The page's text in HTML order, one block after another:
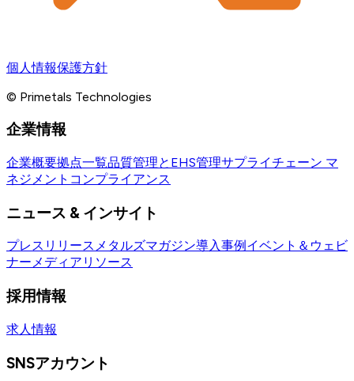
個人情報保護方針
© Primetals Technologies
企業情報
企業概要拠点一覧品質管理とEHS管理サプライチェーン マ
ネジメント コンプライアンス
ニュース & インサイト
プレスリリース メタルズマガジン導入事例 イベント＆ウェビ
ナーメディアリソース
採用情報
求人情報
SNSアカウント